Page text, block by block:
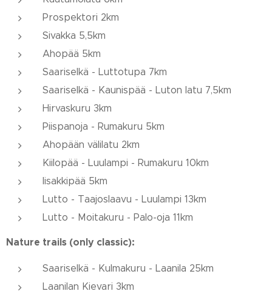
Prospektori 2km
Sivakka 5,5km
Ahopää 5km
Saariselkä - Luttotupa 7km
Saariselkä - Kaunispää - Luton latu 7,5km
Hirvaskuru 3km
Piispanoja - Rumakuru 5km
Ahopään välilatu 2km
Kiilopää - Luulampi - Rumakuru 10km
Iisakkipää 5km
Lutto - Taajoslaavu - Luulampi 13km
Lutto - Moitakuru - Palo-oja 11km
Nature trails (only classic):
Saariselkä - Kulmakuru - Laanila 25km
Laanilan Kievari 3km